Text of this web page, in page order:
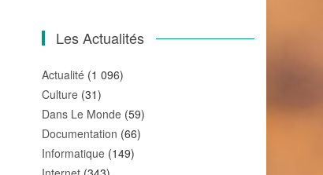
Les Actualités
Actualité (1 096)
Culture (31)
Dans Le Monde (59)
Documentation (66)
Informatique (149)